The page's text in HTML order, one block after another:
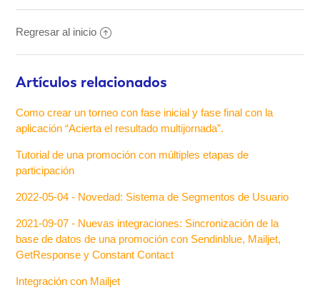
Regresar al inicio
Artículos relacionados
Como crear un torneo con fase inicial y fase final con la
aplicación “Acierta el resultado multijornada”.
Tutorial de una promoción con múltiples etapas de
participación
2022-05-04 - Novedad: Sistema de Segmentos de Usuario
2021-09-07 - Nuevas integraciones: Sincronización de la
base de datos de una promoción con Sendinblue, Mailjet,
GetResponse y Constant Contact
Integración con Mailjet